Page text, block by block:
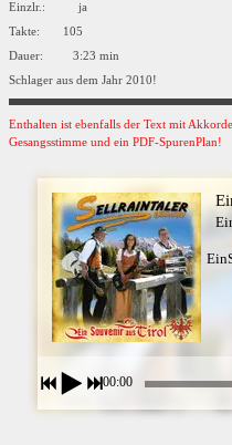
Einzlr.: ja
Takte: 105
Dauer: 3:23 min
Schlager aus dem Jahr 2010!
Enthalten ist ebenfalls der Text mit
Gesangsstimme und ein PDF-SpurenPlan!
00:00